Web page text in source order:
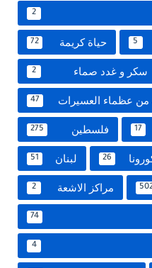
2
5 حياة كريمة 72
سكر و غدد صماء 2
عظماء العسيرات 47
17 فلسطين 275
26 لبنان 51
مراكز الاشعة 2
74
4